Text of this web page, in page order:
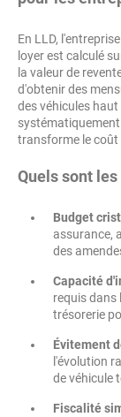
En LLD,
loyer est calculé
la valeur de
d'obtenir des
des véhicules
systématiquement
transforme le coût
Quels sont
Budget
assurance,
des
Capacité
requis dans
trésorerie
Évitement
l'évolution
de véhicule
Fiscalité